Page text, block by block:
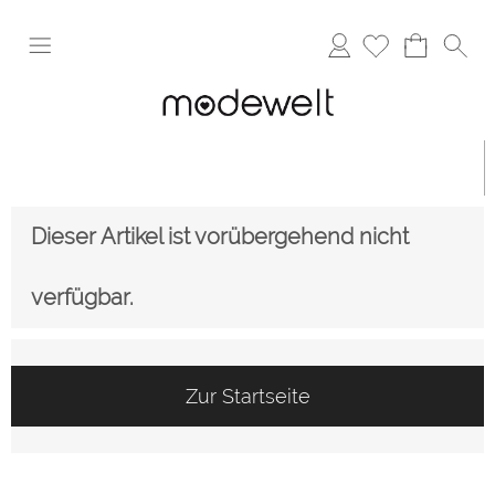
Anmelden
Dieser Artikel ist vorübergehend nicht
verfügbar.
Zur Startseite